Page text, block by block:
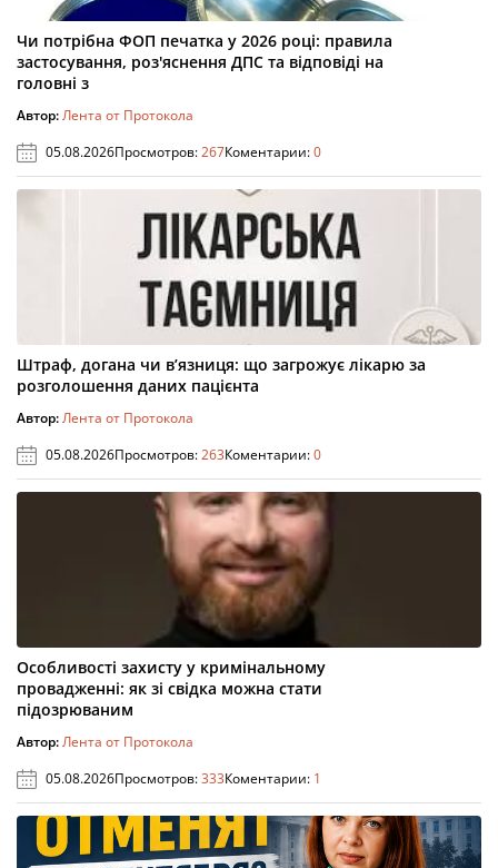
Чи потрібна ФОП печатка у 2026 році: правила
застосування, роз'яснення ДПС та відповіді на
головні з
Автор:Лента от Протокола
05.08.2026Просмотров:267Коментарии:0
Штраф, догана чи в’язниця: що загрожує лікарю за
розголошення даних пацієнта
Автор:Лента от Протокола
05.08.2026Просмотров:263Коментарии:0
Особливості захисту у кримінальному
провадженні: як зі свідка можна стати
підозрюваним
Автор:Лента от Протокола
05.08.2026Просмотров:333Коментарии: 1